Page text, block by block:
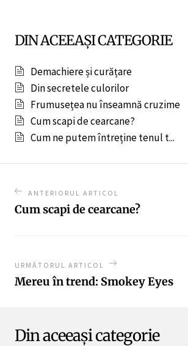
DIN ACEEAȘI CATEGORIE
Demachiere și curățare
Din secretele culorilor
Frumusețea nu înseamnă cruzime
Cum scapi de cearcane?
Cum ne putem întreține tenul t...
ANTERIORUL ARTICOL
Cum scapi de cearcane?
URMĂTORUL ARTICOL
Mereu în trend: Smokey Eyes
Din aceeași categorie